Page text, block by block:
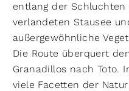
entlang der
verlandeten Stausee
außergewöhnliche
Die Route überquert
Granadillos nach Toto.
viele Facetten der